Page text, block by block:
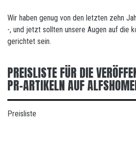
Wir haben genug von den letzten zehn
-, und jetzt sollten unsere Augen auf die
gerichtet sein.
PREISLISTE FÜR DIE
PR-ARTIKELN AUF
Preisliste